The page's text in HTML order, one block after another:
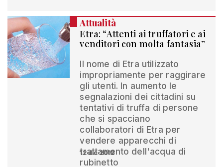
Attualità
Etra: “Attenti ai truffatori e ai
venditori con molta fantasia”
Il nome di Etra utilizzato
impropriamente per raggirare
gli utenti. In aumento le
segnalazioni dei cittadini su
tentativi di truffa di persone
che si spacciano
collaboratori di Etra per
vendere apparecchi di
trattamento dell'acqua di
rubinetto
12 dic 2012